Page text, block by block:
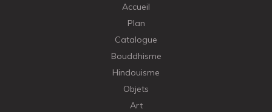
Accueil
Plan
Catalogue
Bouddhisme
Hindouisme
Objets
Art